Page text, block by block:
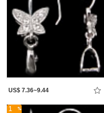
US$ 7.36~9.44
1